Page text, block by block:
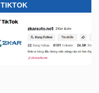
TIKTOK